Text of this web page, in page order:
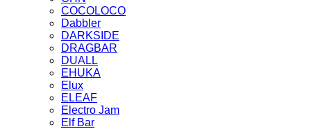
COCOLOCO
Dabbler
DARKSIDE
DRAGBAR
DUALL
EHUKA
Elux
ELEAF
Electro Jam
Elf Bar